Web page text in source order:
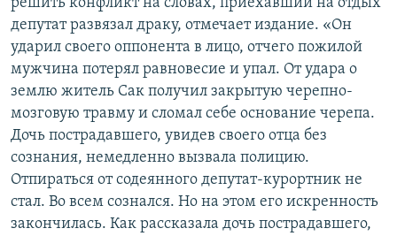
решить конфликт на словах, приехавший на отдых
депутат развязал драку, отмечает издание. «Он
ударил своего оппонента в лицо, отчего пожилой
мужчина потерял равновесие и упал. От удара о
землю житель Сак получил закрытую черепно-
мозговую травму и сломал себе основание черепа.
Дочь пострадавшего, увидев своего отца без
сознания, немедленно вызвала полицию.
Отпираться от содеянного депутат-курортник не
стал. Во всем сознался. Но на этом его искренность
закончилась. Как рассказала дочь пострадавшего,